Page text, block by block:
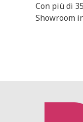
Con più di
Showroom